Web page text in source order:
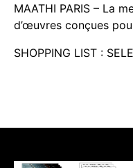
MAATHI PARIS – La
d’œuvres conçues
SHOPPING LIST :